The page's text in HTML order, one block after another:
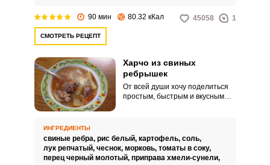
90 мин 80.32 кКал 45058 1
СМОТРЕТЬ РЕЦЕПТ
Харчо из свиных
ребрышек
От всей души хочу поделиться
простым, быстрым и вкусным
подойдет для обеда в
дождливый пасмурный осенний
день, согреет и доставит вам
ИНГРЕДИЕНТЫ
свиные ребра, рис белый, картофель, соль,
лук репчатый, чеснок, морковь, томаты в соку,
перец черный молотый, приправа хмели-сунели,